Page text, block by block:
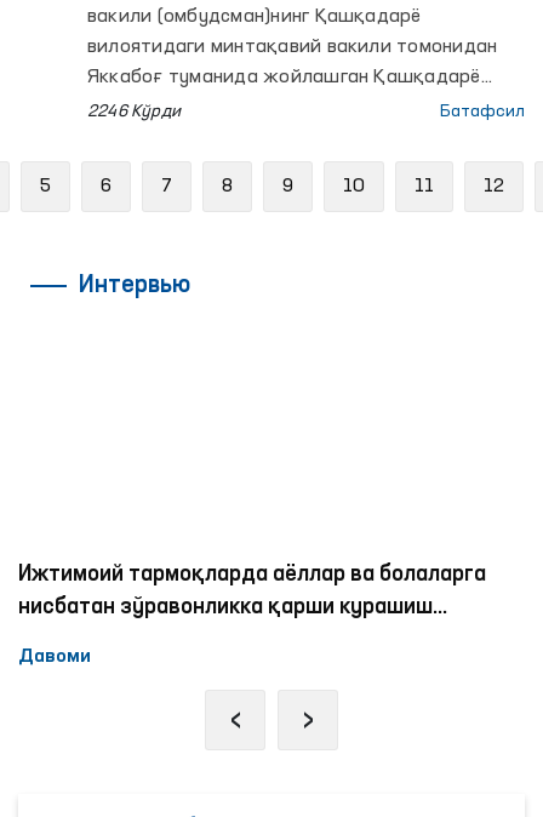
вакили (омбудсман)нинг Қашқадарё
вилоятидаги минтақавий вакили томонидан
Яккабоғ туманида жойлашган Қашқадарё
вилояти ижтимоий қўллаб-қувватлаш
2246 Кўрди Батафсил
5 6 7 8 9 10 11 12
Интервью
Ижтимоий тармоқларда аёллар ва болаларга
нисбатан зўравонликка қарши курашиш
Давоми
‹ ›